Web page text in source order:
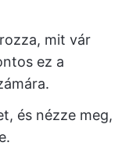
mit vár
ez a
és nézze meg,